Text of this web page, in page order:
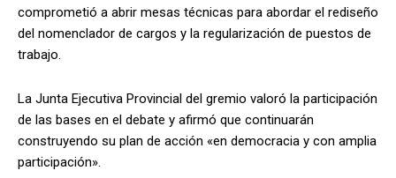
comprometió a abrir mesas técnicas para abordar el rediseño
del nomenclador de cargos y la regularización de puestos de
trabajo.
La Junta Ejecutiva Provincial del gremio valoró la participación
de las bases en el debate y afirmó que continuarán
construyendo su plan de acción «en democracia y con amplia
participación».